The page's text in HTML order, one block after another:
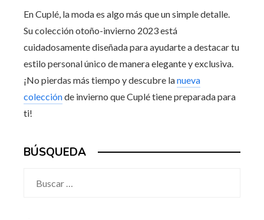
En Cuplé, la moda es algo más que un simple detalle.
Su colección otoño-invierno 2023 está
cuidadosamente diseñada para ayudarte a destacar tu
estilo personal único de manera elegante y exclusiva.
¡No pierdas más tiempo y descubre lanueva
colecciónde invierno que Cuplé tiene preparada para
ti!
BÚSQUEDA